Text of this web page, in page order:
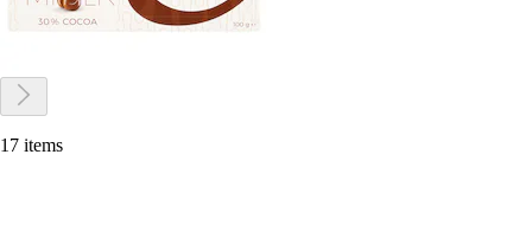
17 items